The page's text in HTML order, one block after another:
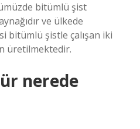
bitümlü şist
ve ülkede
bitümlü şistle çalışan iki
üretilmektedir.
nerede